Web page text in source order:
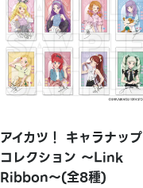
アイカツ！ キャラナップ
コレクション ～Link
Ribbon～(全8種)